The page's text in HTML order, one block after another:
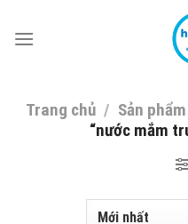
Trang chủ / Sản phẩm
“nước mắm